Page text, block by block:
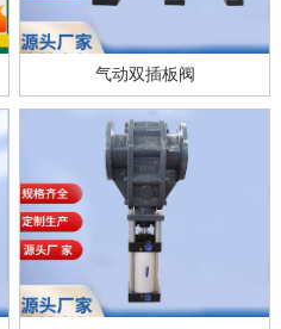
气动双插板阀